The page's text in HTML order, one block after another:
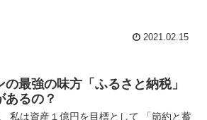
2021.02.15
の最強の味方「ふるさと納税」
あるの？
私は資産１億円を目標として 「節約と蓄